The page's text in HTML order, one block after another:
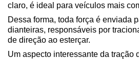
claro, é ideal para veículos mais
Dessa forma, toda força é enviada
dianteiras, responsáveis por
de direção ao esterçar.
Um aspecto interessante da tração